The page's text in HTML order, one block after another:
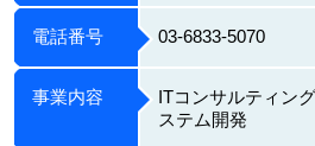
電話番号 03-6833-5070
事業内容
ITコンサルティン
ステム開発